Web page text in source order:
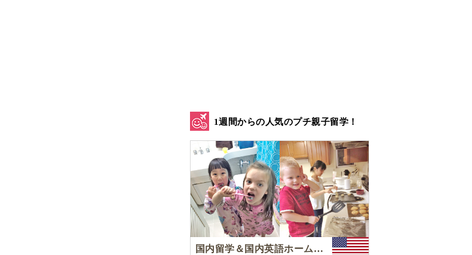
1週間からの人気のプチ親子留学！
国内留学＆国内英語ホームステイ